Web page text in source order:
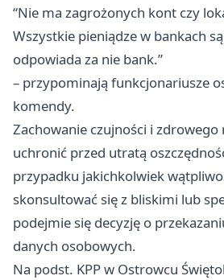
“Nie ma zagrożonych kont czy
Wszystkie pieniądze w bankach
odpowiada za nie bank.”
– przypominają funkcjonariusze
komendy.
Zachowanie czujności i
uchronić przed utratą
przypadku jakichkolwiek
skonsultować się z bliskimi lub
podejmie się decyzję o
danych osobowych.
Na podst. KPP w Ostrowcu